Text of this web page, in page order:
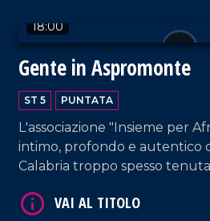
18:00
Gente in Aspromonte
ST 5 PUNTATA
L'associazione "Insieme per
intimo, profondo e autentico
Calabria troppo spesso
VAI AL TITOLO